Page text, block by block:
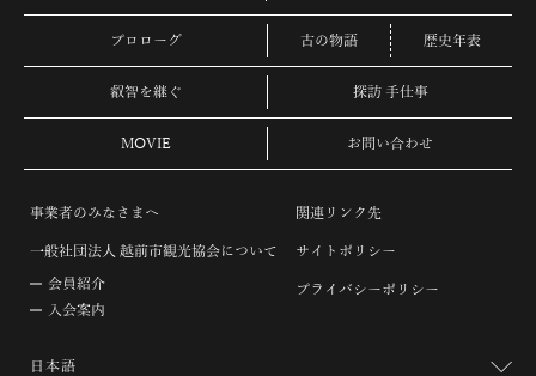
プロローグ 古の物語 歴史年表
叡智を継ぐ 探訪 手仕事
MOVIE お問い合わせ
事業者のみなさまへ
一般社団法人 越前市観光協会について
会員紹介
入会案内
関連リンク先
サイトポリシー
プライバシーポリシー